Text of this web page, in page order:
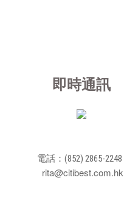
即時通訊
電話：(852) 2865-2248
rita@citibest.com.hk